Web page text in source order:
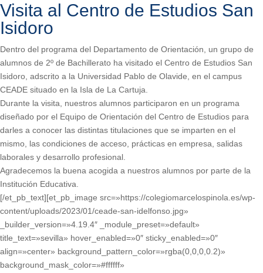
Visita al Centro de Estudios San
Isidoro
Dentro del programa del Departamento de Orientación, un grupo de
alumnos de 2º de Bachillerato ha visitado el Centro de Estudios San
Isidoro, adscrito a la Universidad Pablo de Olavide, en el campus
CEADE situado en la Isla de La Cartuja.
Durante la visita, nuestros alumnos participaron en un programa
diseñado por el Equipo de Orientación del Centro de Estudios para
darles a conocer las distintas titulaciones que se imparten en el
mismo, las condiciones de acceso, prácticas en empresa, salidas
laborales y desarrollo profesional.
Agradecemos la buena acogida a nuestros alumnos por parte de la
Institución Educativa.
[/et_pb_text][et_pb_image src=»https://colegiomarcelospinola.es/wp-
content/uploads/2023/01/ceade-san-idelfonso.jpg»
_builder_version=»4.19.4″ _module_preset=»default»
title_text=»sevilla» hover_enabled=»0″ sticky_enabled=»0″
align=»center» background_pattern_color=»rgba(0,0,0,0.2)»
background_mask_color=»#ffffff»